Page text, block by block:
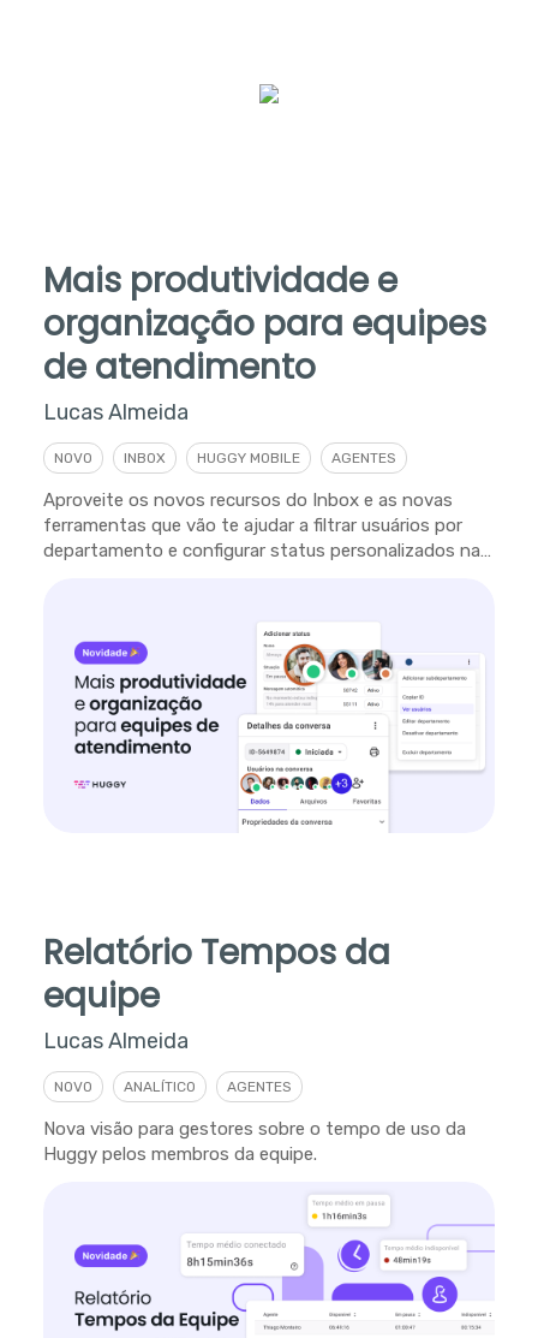
Mais produtividade e
organização para equipes
de atendimento
Lucas Almeida
NOVO INBOX HUGGY MOBILE AGENTES
Aproveite os novos recursos do Inbox e as novas
ferramentas que vão te ajudar a filtrar usuários por
departamento e configurar status personalizados na
Relatório Tempos da
equipe
Lucas Almeida
NOVO ANALÍTICO AGENTES
Nova visão para gestores sobre o tempo de uso da
Huggy pelos membros da equipe.